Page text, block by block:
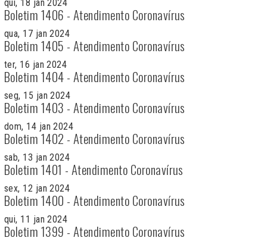
qui, 18 jan 2024
Boletim 1406 - Atendimento Coronavírus
qua, 17 jan 2024
Boletim 1405 - Atendimento Coronavírus
ter, 16 jan 2024
Boletim 1404 - Atendimento Coronavírus
seg, 15 jan 2024
Boletim 1403 - Atendimento Coronavírus
dom, 14 jan 2024
Boletim 1402 - Atendimento Coronavírus
sab, 13 jan 2024
Boletim 1401 - Atendimento Coronavírus
sex, 12 jan 2024
Boletim 1400 - Atendimento Coronavírus
qui, 11 jan 2024
Boletim 1399 - Atendimento Coronavírus